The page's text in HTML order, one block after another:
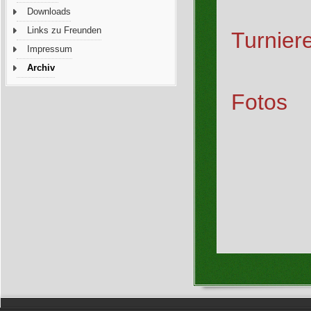
Downloads
Links zu Freunden
Impressum
Archiv
Fotos